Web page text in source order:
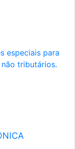
especiais para
tributários.